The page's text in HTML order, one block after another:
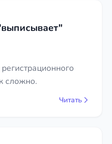
сложно.
Читать